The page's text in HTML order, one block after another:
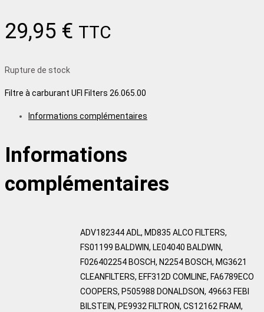
29,95 € TTC
Rupture de stock
Filtre à carburant UFI Filters 26.065.00
Informations complémentaires
Informations
complémentaires
ADV182344 ADL, MD835 ALCO FILTERS,
FS01199 BALDWIN, LE04040 BALDWIN,
F026402254 BOSCH, N2254 BOSCH, MG3621
CLEANFILTERS, EFF312D COMLINE, FA6789ECO
COOPERS, P505988 DONALDSON, 49663 FEBI
BILSTEIN, PE9932 FILTRON, CS12162 FRAM,